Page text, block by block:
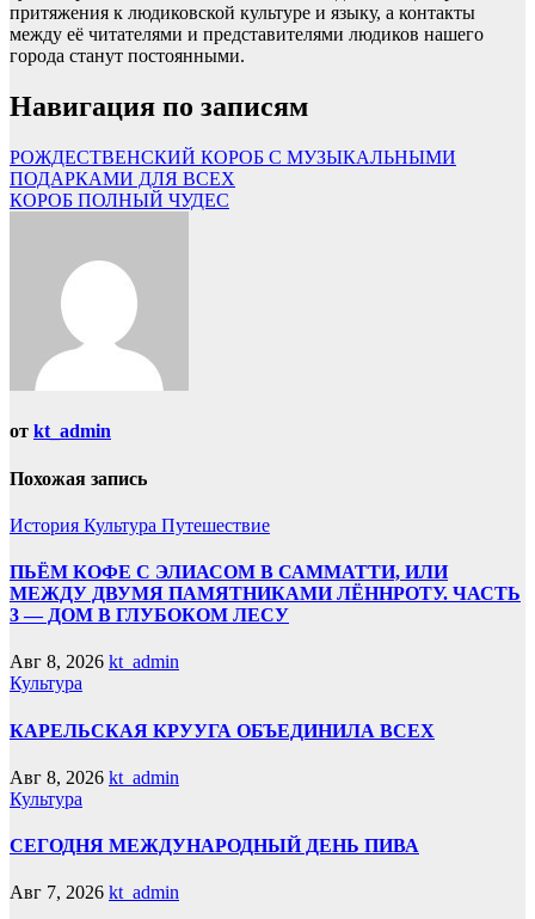
притяжения к людиковской культуре и языку, а контакты
между её читателями и представителями людиков нашего
города станут постоянными.
Навигация по записям
РОЖДЕСТВЕНСКИЙ КОРОБ С МУЗЫКАЛЬНЫМИ
ПОДАРКАМИ ДЛЯ ВСЕХ
КОРОБ ПОЛНЫЙ ЧУДЕС
от kt_admin
Похожая запись
История Культура Путешествие
ПЬЁМ КОФЕ С ЭЛИАСОМ В САММАТТИ, ИЛИ
МЕЖДУ ДВУМЯ ПАМЯТНИКАМИ ЛЁННРОТУ. ЧАСТЬ
3 — ДОМ В ГЛУБОКОМ ЛЕСУ
Авг 8, 2026 kt_admin
Культура
КАРЕЛЬСКАЯ КРУУГА ОБЪЕДИНИЛА ВСЕХ
Авг 8, 2026 kt_admin
Культура
СЕГОДНЯ МЕЖДУНАРОДНЫЙ ДЕНЬ ПИВА
Авг 7, 2026 kt_admin